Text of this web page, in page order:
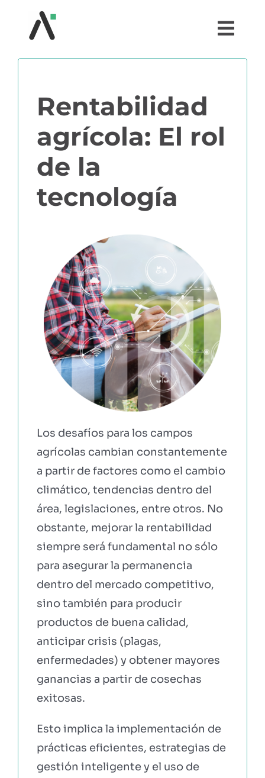
¿QUÉ ES AGRI?
MÓDULOS
TESTIMONIOS
COMUNIDAD AGRI
EBOOKS Y RECURSOS
PRUÉBALO GRATIS
Rentabilidad
agrícola: El rol
de la
tecnología
Los desafíos para los campos
agrícolas cambian constantemente
a partir de factores como el cambio
climático, tendencias dentro del
área, legislaciones, entre otros. No
obstante, mejorar la rentabilidad
siempre será fundamental no sólo
para asegurar la permanencia
dentro del mercado competitivo,
sino también para producir
productos de buena calidad,
anticipar crisis (plagas,
enfermedades) y obtener mayores
ganancias a partir de cosechas
exitosas.
Esto implica la implementación de
prácticas eficientes, estrategias de
gestión inteligente y el uso de